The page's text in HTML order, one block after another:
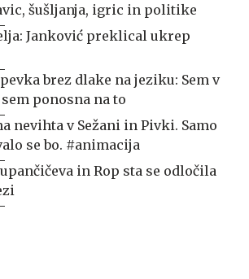
šušljanja, igric in politike
Janković preklical ukrep
brez dlake na jeziku: Sem v
ponosna na to
nevihta v Sežani in Pivki. Samo
se bo. #animacija
in Rop sta se odločila